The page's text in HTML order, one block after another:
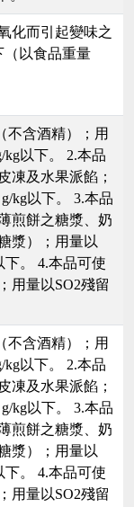
化而引起變味之
（以食品重量
不含酒精）；用
kg以下。 2.本品
凍及水果派餡；
kg以下。 3.本品
煎餅之糖漿、奶
漿）；用量以
下。 4.本品可使
用量以SO2殘留
不含酒精）；用
kg以下。 2.本品
凍及水果派餡；
kg以下。 3.本品
煎餅之糖漿、奶
漿）；用量以
下。 4.本品可使
用量以SO2殘留